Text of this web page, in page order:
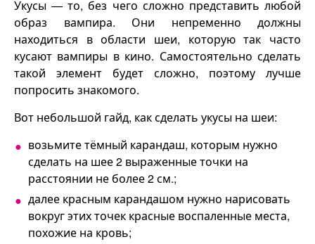
Укусы — то, без чего сложно представить любой
образ вампира. Они непременно должны
находиться в области шеи, которую так часто
кусают вампиры в кино. Самостоятельно сделать
такой элемент будет сложно, поэтому лучше
попросить знакомого.
Вот небольшой гайд, как сделать укусы на шеи:
возьмите тёмный карандаш, которым нужно
сделать на шее 2 выраженные точки на
расстоянии не более 2 см.;
далее красным карандашом нужно нарисовать
вокруг этих точек красные воспаленные места,
похожие на кровь;